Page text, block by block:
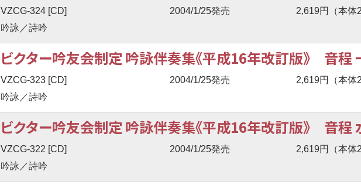
VZCG-324 [CD] 2004/1/25発売
2,619円（本体
吟詠／詩吟
ビクター吟友会制定 吟詠伴奏集《平成16年改訂版》 音程
VZCG-323 [CD] 2004/1/25発売
2,619円（本体
吟詠／詩吟
ビクター吟友会制定 吟詠伴奏集《平成16年改訂版》 音程
VZCG-322 [CD] 2004/1/25発売
2,619円（本体
吟詠／詩吟